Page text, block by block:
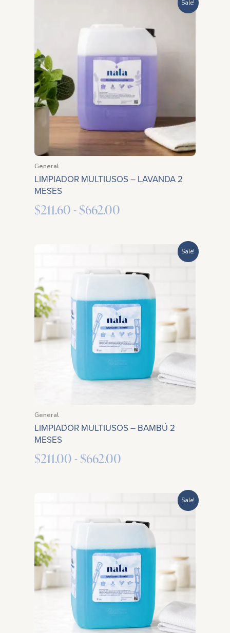
Sale!
General
LIMPIADOR MULTIUSOS – LAVANDA 2
MESES
$211.60-$662.00
precios:
desde
$211.60
hasta
$662.00
Sale!
General
LIMPIADOR MULTIUSOS – BAMBÚ 2
MESES
$211.00-$662.00
de
precios:
desde
$211.00
hasta
$662.00
Sale!
de
precios:
desde
$211.00
hasta
$662.00